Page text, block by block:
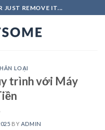
JUST REMOVE IT...
LOẠI
trình với Máy
BY ADMIN